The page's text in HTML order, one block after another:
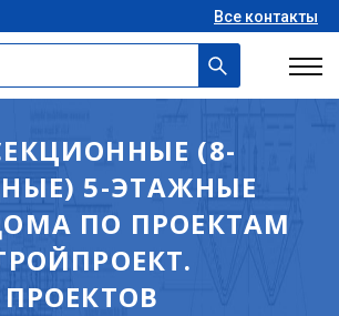
Все контакты
(8-
5-ЭТАЖНЫЕ
ПО ПРОЕКТАМ